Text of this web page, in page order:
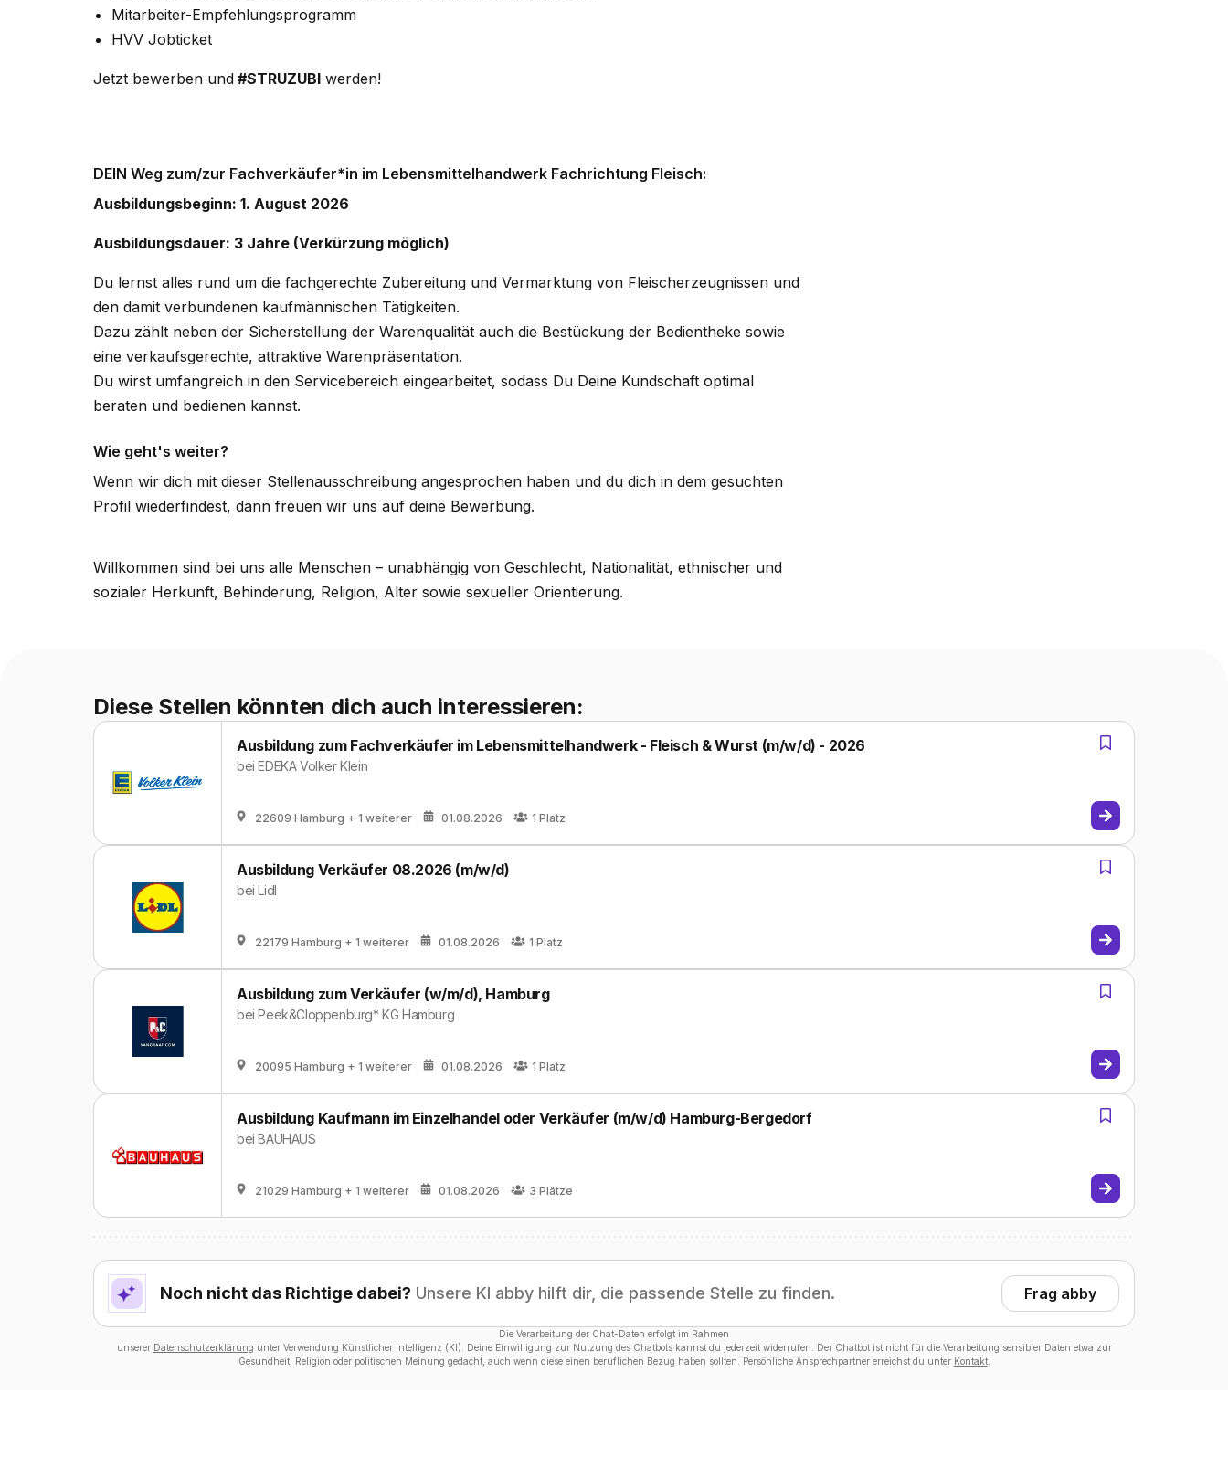
Mitarbeiter-Empfehlungsprogramm
HVV Jobticket
Jetzt bewerben und #STRUZUBI werden!
DEIN Weg zum/zur Fachverkäufer*in im Lebensmittelhandwerk Fachrichtung Fleisch:
Ausbildungsbeginn: 1. August 2026
Ausbildungsdauer: 3 Jahre (Verkürzung möglich)
Du lernst alles rund um die fachgerechte Zubereitung und Vermarktung von Fleischerzeugnissen und
den damit verbundenen kaufmännischen Tätigkeiten.
Dazu zählt neben der Sicherstellung der Warenqualität auch die Bestückung der Bedientheke sowie
eine verkaufsgerechte, attraktive Warenpräsentation.
Du wirst umfangreich in den Servicebereich eingearbeitet, sodass Du Deine Kundschaft optimal
beraten und bedienen kannst.
Wie geht's weiter?
Wenn wir dich mit dieser Stellenausschreibung angesprochen haben und du dich in dem gesuchten
Profil wiederfindest, dann freuen wir uns auf deine Bewerbung.
Willkommen sind bei uns alle Menschen – unabhängig von Geschlecht, Nationalität, ethnischer und
sozialer Herkunft, Behinderung, Religion, Alter sowie sexueller Orientierung.
Diese Stellen könnten dich auch interessieren:
Ausbildung zum Fachverkäufer im Lebensmittelhandwerk - Fleisch & Wurst (m/w/d) - 2026
beiEDEKA Volker Klein
22609 Hamburg + 1 weiterer 01.08.2026 1 Platz
Ausbildung Verkäufer 08.2026 (m/w/d)
beiLidl
22179 Hamburg + 1 weiterer 01.08.2026 1 Platz
Ausbildung zum Verkäufer (w/m/d), Hamburg
beiPeek&Cloppenburg* KG Hamburg
20095 Hamburg + 1 weiterer 01.08.2026 1 Platz
Ausbildung Kaufmann im Einzelhandel oder Verkäufer (m/w/d) Hamburg-Bergedorf
beiBAUHAUS
21029 Hamburg + 1 weiterer 01.08.2026 3 Plätze
Noch nicht das Richtige dabei? Unsere KI abby hilft dir, die passende Stelle zu finden. Frag abby
Die Verarbeitung der Chat-Daten erfolgt im Rahmen
unserer Datenschutzerklärung unter Verwendung Künstlicher Intelligenz (KI). Deine Einwilligung zur Nutzung des Chatbots kannst du jederzeit widerrufen. Der Chatbot ist nicht für die Verarbeitung sensibler Daten etwa zur
Gesundheit, Religion oder politischen Meinung gedacht, auch wenn diese einen beruflichen Bezug haben sollten. Persönliche Ansprechpartner erreichst du unter Kontakt.